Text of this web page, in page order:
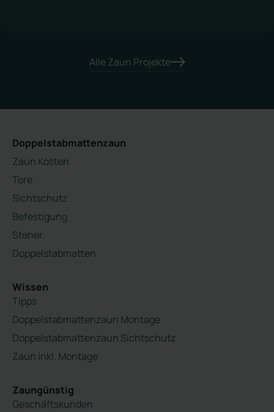
Alle Zaun Projekte
Doppelstabmattenzaun
Zaun Kosten
Tore
Sichtschutz
Befestigung
Steher
Doppelstabmatten
Wissen
Tipps
Doppelstabmattenzaun Montage
Doppelstabmattenzaun Sichtschutz
Zaun inkl. Montage
Zaungünstig
Geschäftskunden